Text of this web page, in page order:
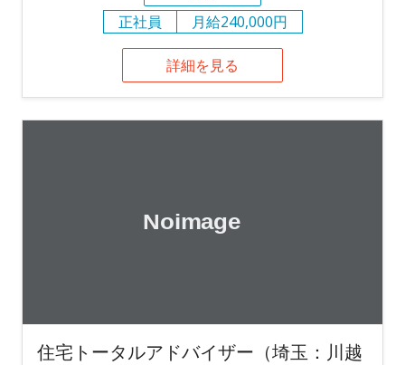
正社員
月給240,000円
詳細を見る
住宅トータルアドバイザー（埼玉：川越